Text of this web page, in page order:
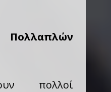
Πολλαπλών
πολλοί